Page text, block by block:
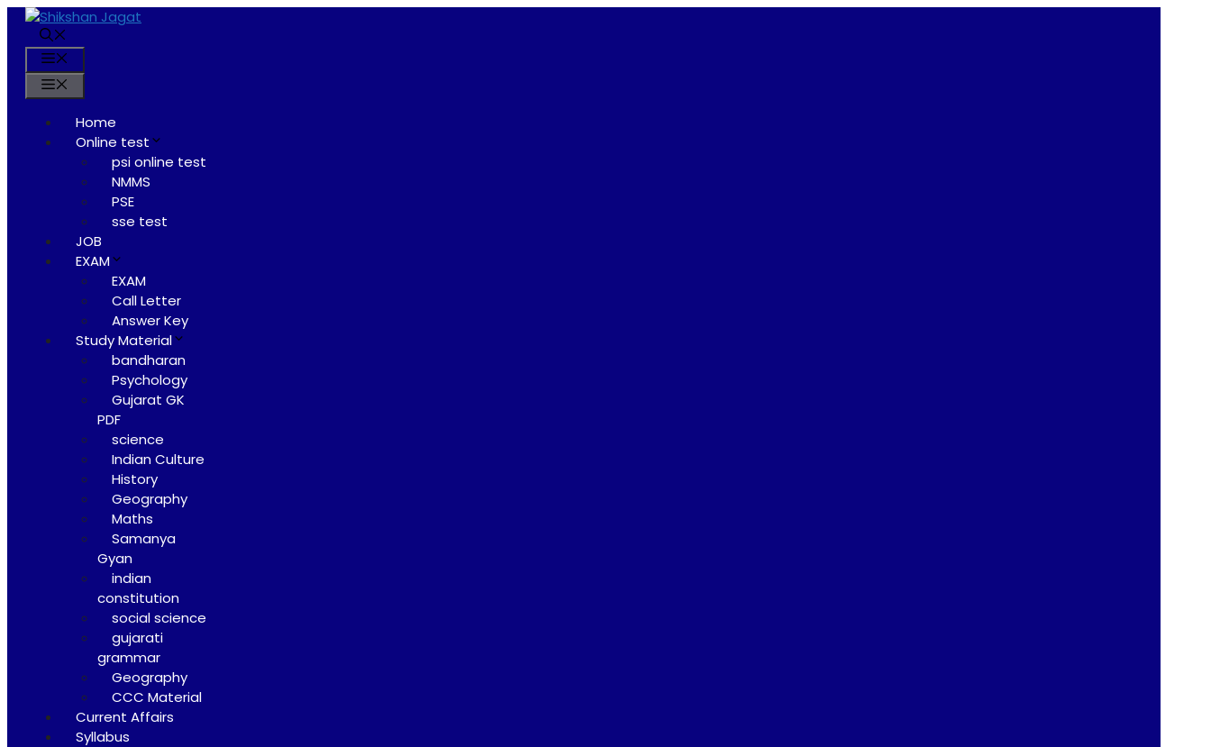
Skip
content
Home
Online test
psi online test
NMMS
PSE
sse test
JOB
EXAM
EXAM
Call Letter
Answer Key
Study Material
bandharan
Psychology
Gujarat GK
PDF
science
Indian Culture
History
Geography
Maths
Samanya
Gyan
indian
constitution
social science
gujarati
grammar
Geography
CCC Material
Current Affairs
Syllabus